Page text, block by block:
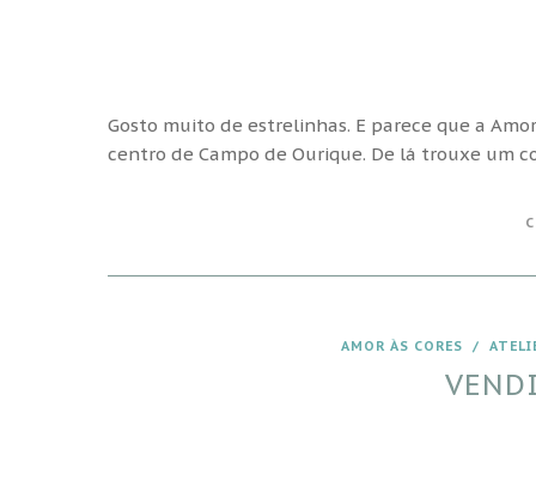
Gosto muito de estrelinhas. E parece que a
centro de Campo de Ourique. De lá trouxe um
AMOR ÀS CORES /